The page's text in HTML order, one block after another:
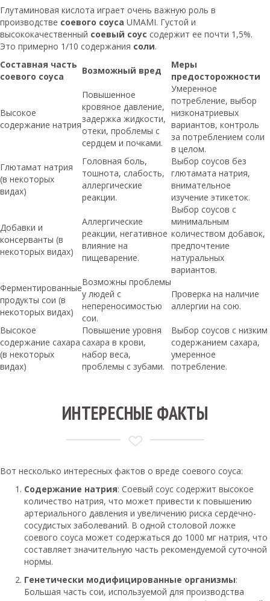
Глутаминовая кислота играет очень важную роль в
производстве соевого соуса UMAMI. Густой и
высококачественный соевый соус содержит ее почти 1,5%.
Это примерно 1/10 содержания соли.
Составная часть
соевого соуса
Возможный вред
Меры
предосторожности
Высокое
содержание натрия
Повышенное
кровяное давление,
задержка жидкости,
отеки, проблемы с
сердцем и почками.
Умеренное
потребление, выбор
низконатриевых
вариантов, контроль
за потреблением соли
в целом.
Глютамат натрия
(в некоторых
видах)
Головная боль,
тошнота, слабость,
аллергические
реакции.
Выбор соусов без
глютамата натрия,
внимательное
изучение этикеток.
Добавки и
консерванты (в
некоторых видах)
Аллергические
реакции, негативное
влияние на
пищеварение.
Выбор соусов с
минимальным
количеством добавок,
предпочтение
натуральных
вариантов.
Ферментированные
продукты сои (в
некоторых видах)
Возможны проблемы
у людей с
непереносимостью
сои.
Проверка на наличие
аллергии на сою.
Высокое
содержание сахара
(в некоторых
видах)
Повышение уровня
сахара в крови,
набор веса,
проблемы с зубами.
Выбор соусов с низким
содержанием сахара,
умеренное
потребление.
ИНТЕРЕСНЫЕ ФАКТЫ
Вот несколько интересных фактов о вреде соевого соуса:
Содержание натрия: Соевый соус содержит высокое
количество натрия, что может привести к повышению
артериального давления и увеличению риска сердечно-
сосудистых заболеваний. В одной столовой ложке
соевого соуса может содержаться до 1000 мг натрия, что
составляет значительную часть рекомендуемой суточной
нормы.
Генетически модифицированные организмы:
Большая часть сои, используемой для производства